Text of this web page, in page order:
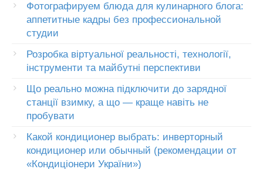
Фотографируем блюда для кулинарного блога:
аппетитные кадры без профессиональной
студии
Розробка віртуальної реальності, технології,
інструменти та майбутні перспективи
Що реально можна підключити до зарядної
станції взимку, а що — краще навіть не
пробувати
Какой кондиционер выбрать: инверторный
кондиционер или обычный (рекомендации от
«Кондиціонери України»)